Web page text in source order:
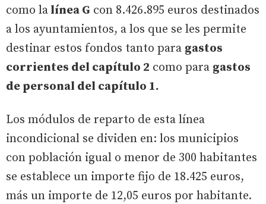
como la línea G con 8.426.895 euros destinados
a los ayuntamientos, a los que se les permite
destinar estos fondos tanto para gastos
corrientes del capítulo 2 como para gastos
de personal del capítulo 1.
Los módulos de reparto de esta línea
incondicional se dividen en: los municipios
con población igual o menor de 300 habitantes
se establece un importe fijo de 18.425 euros,
más un importe de 12,05 euros por habitante.